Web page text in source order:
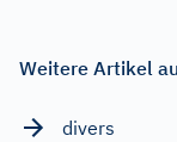
Weitere Artikel
divers